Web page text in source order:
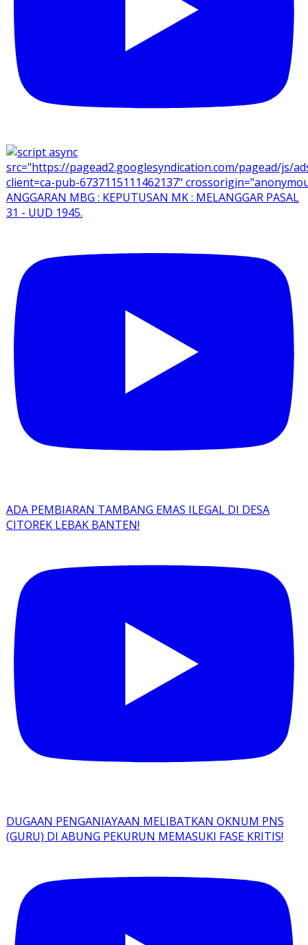
ANGGARAN MBG : KEPUTUSAN MK : MELANGGAR PASAL
31 - UUD 1945.
ADA PEMBIARAN TAMBANG EMAS ILEGAL DI DESA
CITOREK LEBAK BANTEN!
DUGAAN PENGANIAYAAN MELIBATKAN OKNUM PNS
(GURU) DI ABUNG PEKURUN MEMASUKI FASE KRITIS!